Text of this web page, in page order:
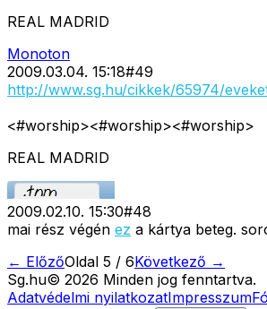
REAL MADRID
Monoton
2009.03.04. 15:18#49
http://www.sg.hu/cikkek/65974/
<#worship><#worship><#worship>
REAL MADRID
2009.02.10. 15:30#48
mai rész végén ez a kártya beteg.
← ElőzőOldal 5 / 6Következő →
Sg.hu© 2026 Minden jog fenntartva.
Adatvédelmi nyilatkozatImpresszum